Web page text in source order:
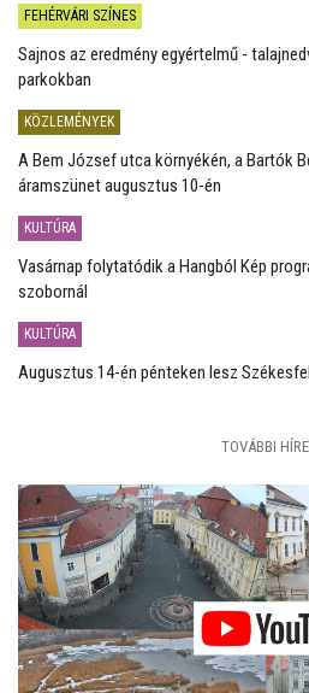
FEHÉRVÁRI SZÍNES
Sajnos az eredmény egyértelmű -
parkokban
KÖZLEMÉNYEK
A Bem József utca környékén, a Bartók
áramszünet augusztus 10-én
KULTÚRA
Vasárnap folytatódik a Hangból Kép
szobornál
KULTÚRA
Augusztus 14-én pénteken lesz
TOVÁBBI